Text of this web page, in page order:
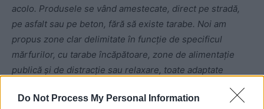
Do Not Process My Personal Information
acolo. Produsele se vând amestecate, direct pe stradă,
pe asfalt sau pe beton, fără să existe tarabe. Noi am
propus zone clar delimitate în funcție de specificul
mărfurilor, cu tarabe încăpătoare, zone de alimentație
publică și de distracție sau relaxare, toate adaptate